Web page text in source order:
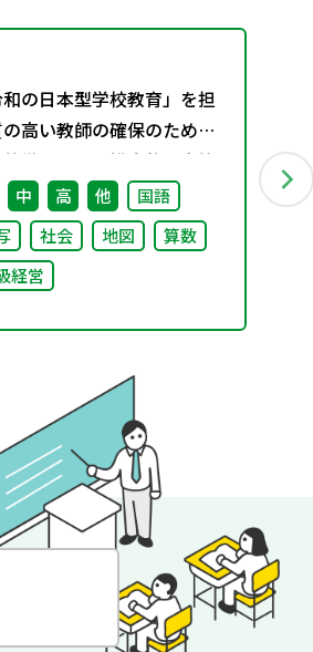
和の日本型学校教育」を担
高い教師の確保のための
整備に関する総合的な方策
て （審議のまとめ）
中 高 他
国語
社会 地図
算数
経営